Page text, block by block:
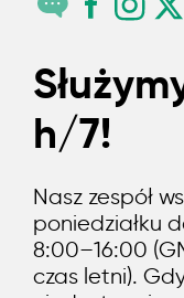
h/7!
Nasz zespół
poniedziałku
8:00–16:00
czas letni).